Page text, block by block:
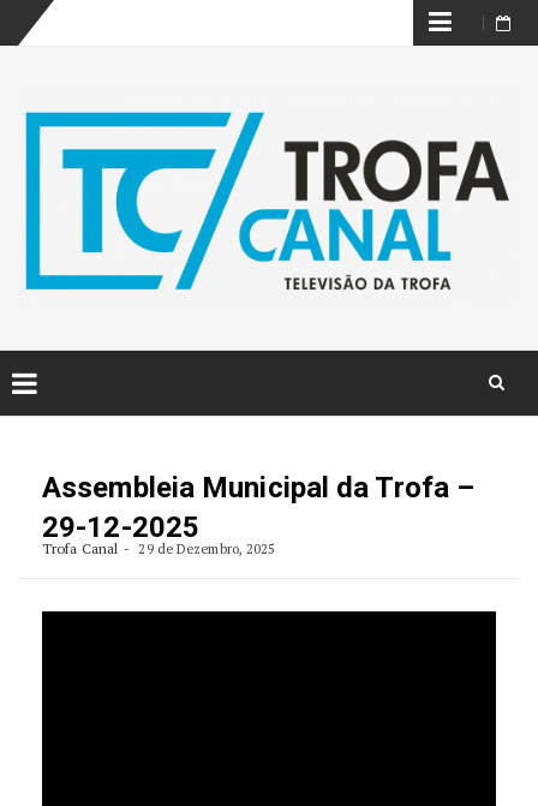
Skip
contentAssembleia Municipal da Trofa –
29-12-2025
Trofa Canal 29 de Dezembro, 2025